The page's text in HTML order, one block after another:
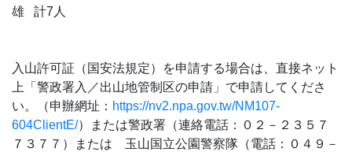
雄 計7人
入山許可証（国安法規定）を申請する場合は、直接ネット
上「警政署入／出山地管制区の申請」で申請してくださ
い。（申辦網址： https://nv2.npa.gov.tw/NM107-
604ClientE/）または警政署（連絡電話：０２－２３５７
７３７７）または 玉山国立公園警察隊（電話：０４９－